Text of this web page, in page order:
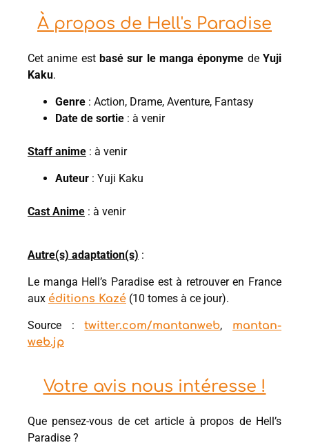
À propos de Hell's Paradise
Cet anime est basé sur le manga éponyme deYuji
Kaku.
Genre : Action, Drame, Aventure, Fantasy
Date de sortie : à venir
Staff anime : à venir
Auteur : Yuji Kaku
Cast Anime : à venir
Autre(s) adaptation(s) :
Le manga Hell’s Paradise est à retrouver en France
aux éditions Kazé (10 tomes à ce jour).
Source :twitter.com/mantanweb, mantan-
web.jp
Votre avis nous intéresse !
Que pensez-vous de cet article à propos de Hell’s
Paradise ?